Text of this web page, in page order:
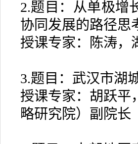
2.题目：从单极增
协同发展的路径思
授课专家：陈涛，
3.题目：武汉市湖
授课专家：胡跃平
略研究院）副院长